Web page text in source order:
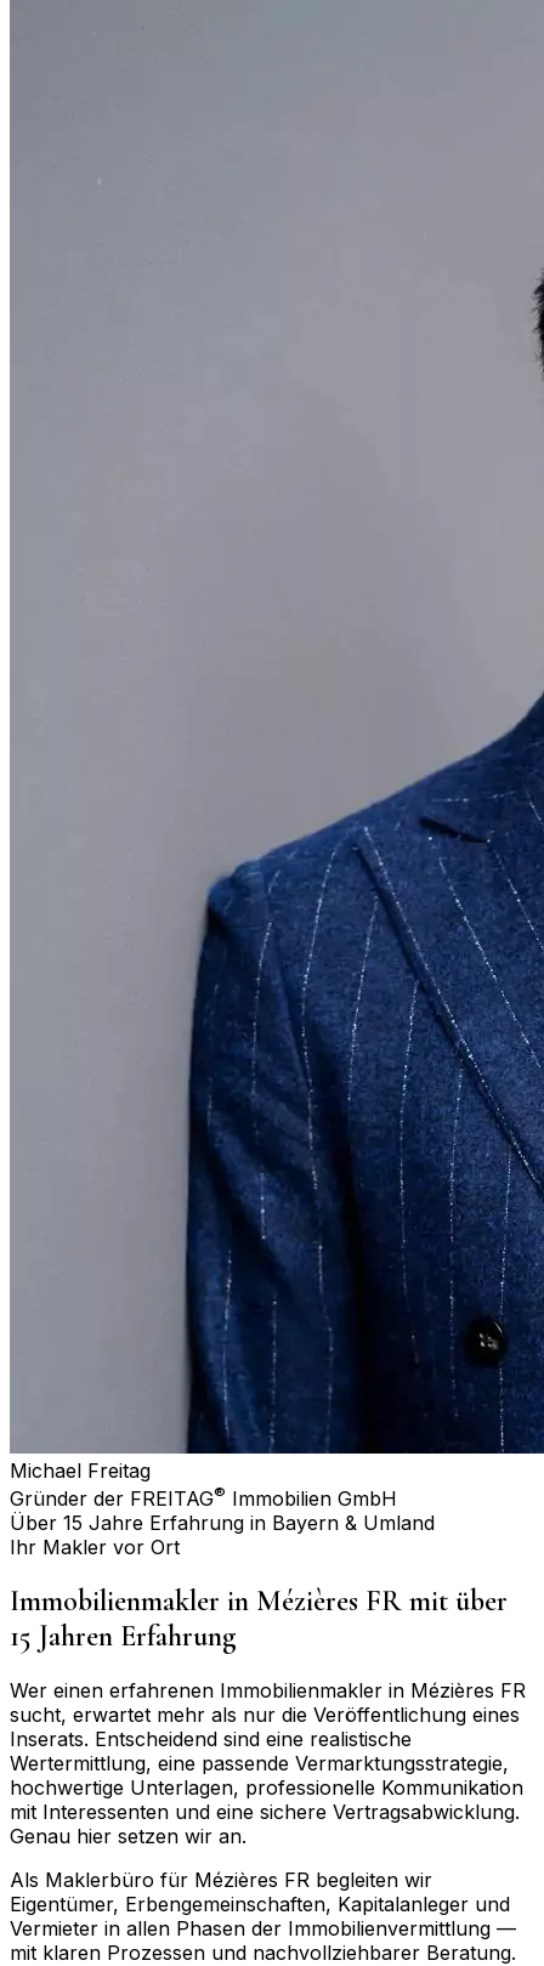
Michael Freitag
Gründer der FREITAG® Immobilien GmbH
Über 15 Jahre Erfahrung in Bayern & Umland
Ihr Makler vor Ort
Immobilienmakler in Mézières FR mit über
15 Jahren Erfahrung
Wer einen erfahrenen Immobilienmakler in Mézières FR
sucht, erwartet mehr als nur die Veröffentlichung eines
Inserats. Entscheidend sind eine realistische
Wertermittlung, eine passende Vermarktungsstrategie,
hochwertige Unterlagen, professionelle Kommunikation
mit Interessenten und eine sichere Vertragsabwicklung.
Genau hier setzen wir an.
Als Maklerbüro für Mézières FR begleiten wir
Eigentümer, Erbengemeinschaften, Kapitalanleger und
Vermieter in allen Phasen der Immobilienvermittlung —
mit klaren Prozessen und nachvollziehbarer Beratung.